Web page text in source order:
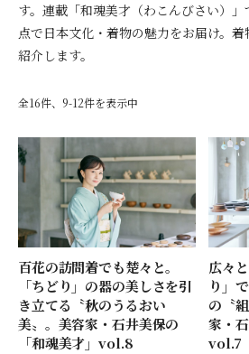
す。連載「和魂美才（わこんびさい）
点で日本文化・着物の魅力をお届け。
紹介します。
全16件、9-12件を表示中
百花の訪問着でも楚々と。
「ちどり」の器の美しさを引
き立てる〝秋のうるおい
美〟。美容家・石井美保の
「和魂美才」vol.8
広々
り」
の〝
家・
vol.7